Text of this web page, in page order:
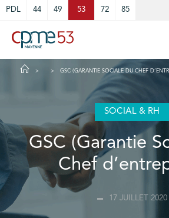
PDL 44 49 53 72 85
GSC (GARANTIE SOCIALE DU CHEF
SOCIAL & RH
GSC (Garantie
Chef
17 JUILLET 2020
Cookies management panel